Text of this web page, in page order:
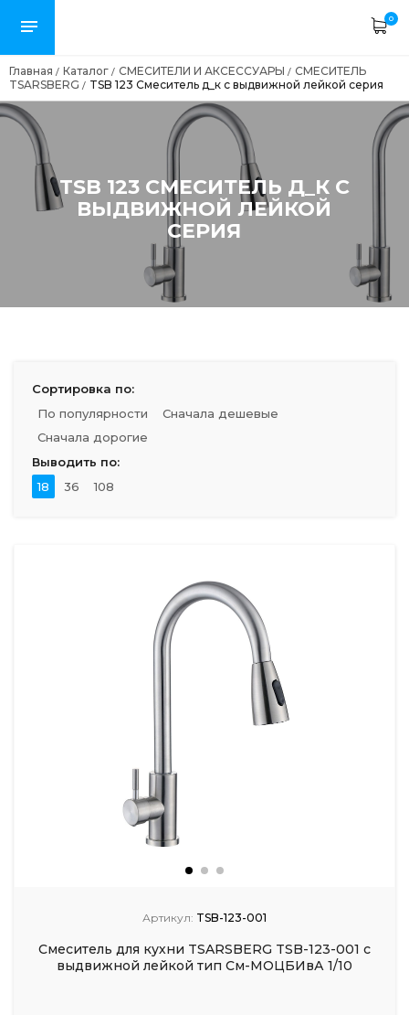
0
Главная / Каталог / СМЕСИТЕЛИ И АКСЕССУАРЫ / СМЕСИТЕЛЬ
TSARSBERG / TSB 123 Смеситель д_к с выдвижной лейкой серия
TSB 123 СМЕСИТЕЛЬ Д_К С
ВЫДВИЖНОЙ ЛЕЙКОЙ
СЕРИЯ
Сортировка по:
По популярности
Сначала дешевые
Сначала дорогие
Выводить по:
18
36 108
Артикул: TSB-123-001
Смеситель для кухни TSARSBERG TSB-123-001 с
выдвижной лейкой тип См-МОЦБИвА 1/10